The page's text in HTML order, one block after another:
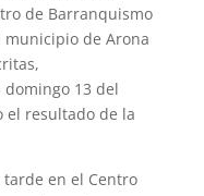
de Barranquismo
municipio de Arona
13 del
el resultado de la
tarde en el Centro